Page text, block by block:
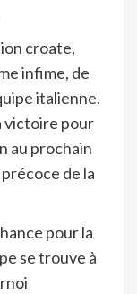
croate,
infime, de
italienne.
victoire pour
au prochain
de la
pour la
se trouve à